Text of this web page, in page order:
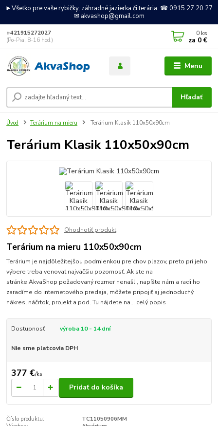
►Všetko pre vaše rybičky, záhradné jazierka či terária. ☎ 0915 27 20 27
✉ akvashop@gmail.com
Menu
Hľadať
+421915272027
(Po-Pia, 8-16 hod.)
0 ks
za 0 €
Úvod Terárium na mieru Terárium Klasik 110x50x90cm
Terárium Klasik 110x50x90cm
Ohodnotiť produkt
Terárium na mieru 110x50x90cm
Terárium je najdôležitejšou podmienkou pre chov plazov, preto pri jeho
výbere treba venovať najväčšiu pozornosť. Ak ste na
stránke AkvaShop požadovaný rozmer nenašli, napíšte nám a radi ho
zaradíme do internetového predaja, môžete pripojiť aj jednoduchý
nákres, náčrtok, projekt a pod. Tu nájdete na... celý popis
Dostupnosť výroba 10 - 14 dní
Nie sme platcovia DPH
377 €/ks
Pridať do košíka
Číslo produktu:
TC11050906MM